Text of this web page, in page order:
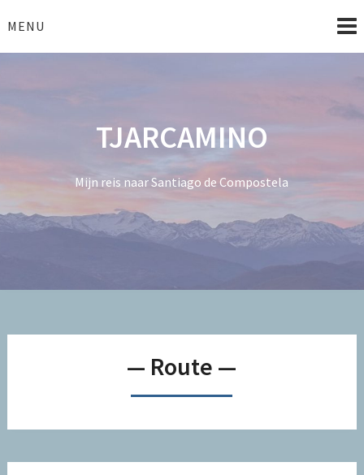
toMENU
TJARCAMINO
Mijn reis naar Santiago de Compostela
— Route —